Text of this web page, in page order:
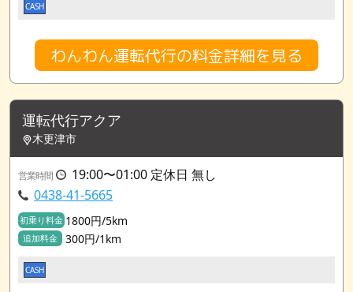
CASH
わんわん運転代行の料金詳細を見る
運転代行アクア
木更津市
営業時間
19:00〜01:00 定休日 無し
0438-41-5665
初乗り料金 1800円/5km
追加料金 300円/1km
CASH